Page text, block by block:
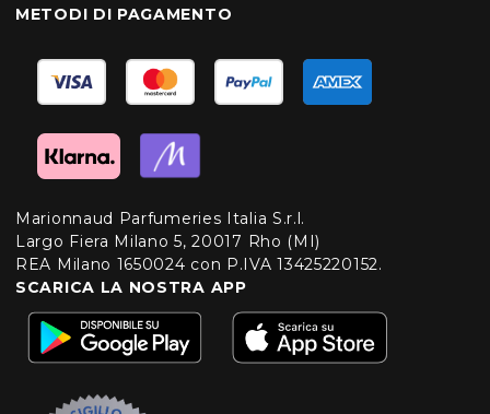
METODI DI PAGAMENTO
Marionnaud Parfumeries Italia S.r.l.
Largo Fiera Milano 5, 20017 Rho (MI)
REA Milano 1650024 con P.IVA 13425220152.
SCARICA LA NOSTRA APP